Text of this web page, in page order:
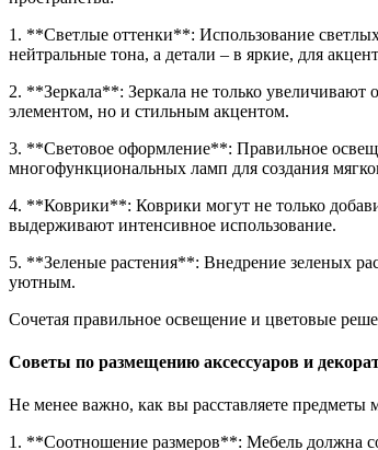
1. **Светлые оттенки**: Использование
нейтральные тона, а детали – в яркие, для
2. **Зеркала**: Зеркала не только увеличивают
элементом, но и стильным акцентом.
3. **Световое оформление**: Правильное
многофункциональных ламп для создания
4. **Коврики**: Коврики могут не только
выдерживают интенсивное использование.
5. **Зеленые растения**: Внедрение зеленых
уютным.
Сочетая правильное освещение и цветовые
Советы по размещению аксессуаров и
Не менее важно, как вы расставляете
1. **Соотношение размеров**: Мебель должна